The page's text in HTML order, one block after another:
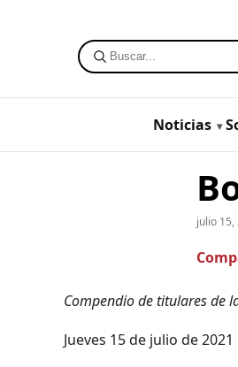
Noticias
julio 15,
Compendio de titulares de
Jueves 15 de julio de 2021